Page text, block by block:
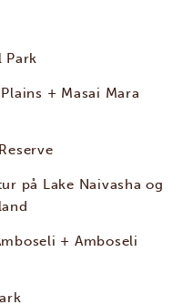
Park
+ Masai Mara
på Lake Naivasha og
+ Amboseli